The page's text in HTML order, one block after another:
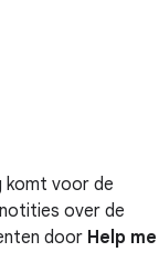
komt voor de
over de
door Help me